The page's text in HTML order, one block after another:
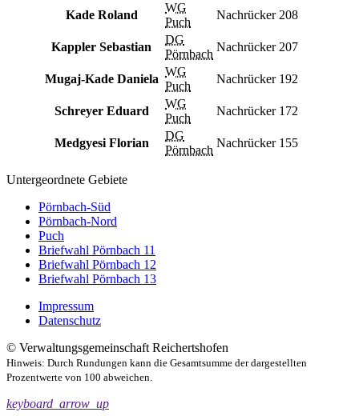
Kade Roland
WG
Puch
Nachrücker 208
Kappler Sebastian
DG
Pörnbach
Nachrücker 207
Mugaj-Kade Daniela
WG
Puch
Nachrücker 192
Schreyer Eduard
WG
Puch
Nachrücker 172
Medgyesi Florian
DG
Pörnbach
Nachrücker 155
Untergeordnete Gebiete
Pörnbach-Süd
Pörnbach-Nord
Puch
Briefwahl Pörnbach 11
Briefwahl Pörnbach 12
Briefwahl Pörnbach 13
Impressum
Datenschutz
© Verwaltungsgemeinschaft Reichertshofen
Hinweis: Durch Rundungen kann die Gesamtsumme der dargestellten
Prozentwerte von 100 abweichen.
keyboard_arrow_up